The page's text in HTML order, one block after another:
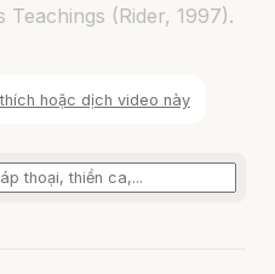
Teachings (Rider, 1997).
hoặc dịch video này